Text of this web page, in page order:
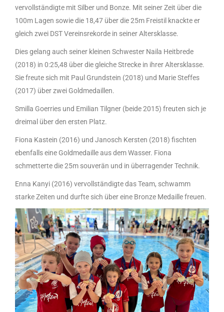
vervollständigte mit Silber und Bonze. Mit seiner Zeit über die
100m Lagen sowie die 18,47 über die 25m Freistil knackte er
gleich zwei DST Vereinsrekorde in seiner Altersklasse.
Dies gelang auch seiner kleinen Schwester Naila Heitbrede
(2018) in 0:25,48 über die gleiche Strecke in ihrer Altersklasse.
Sie freute sich mit Paul Grundstein (2018) und Marie Steffes
(2017) über zwei Goldmedaillen.
Smilla Goerries und Emilian Tilgner (beide 2015) freuten sich je
dreimal über den ersten Platz.
Fiona Kastein (2016) und Janosch Kersten (2018) fischten
ebenfalls eine Goldmedaille aus dem Wasser. Fiona
schmetterte die 25m souverän und in überragender Technik.
Enna Kanyi (2016) vervollständigte das Team, schwamm
starke Zeiten und durfte sich über eine Bronze Medaille freuen.